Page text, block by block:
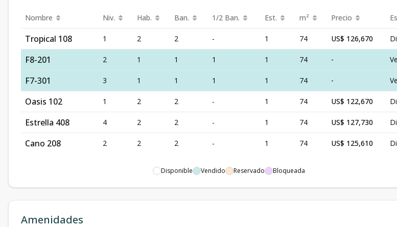
Nombre Niv. Hab. Ban. 1/2 Ban. Est. m² Precio
Tropical 108 1 2 2 - 1 74 US$ 126,670
F8-201 2 1 1 1 1 74 -
F7-301 3 1 1 1 1 74 -
Oasis 102 1 2 2 - 1 74 US$ 122,670
Estrella 408 4 2 2 - 1 74 US$ 127,730
Cano 208 2 2 2 - 1 74 US$ 125,610
Disponible Vendido Reservado Bloqueada
Amenidades